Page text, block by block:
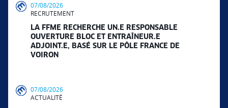
07/08/2026
RECRUTEMENT
LA FFME RECHERCHE UN.E RESPONSABLE
OUVERTURE BLOC ET ENTRAÎNEUR.E
ADJOINT.E, BASÉ SUR LE PÔLE FRANCE DE
VOIRON
07/08/2026
ACTUALITÉ